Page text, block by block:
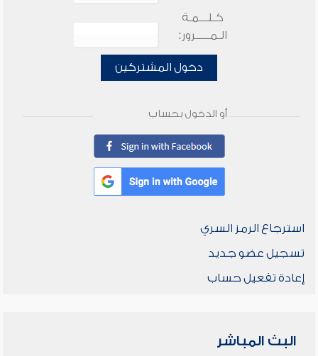
كـلـــمـة
الـمـــــرور:
دخول المشتركين
أو الدخول بحساب
استرجاع الرمز السري
تسجيل عضو جديد
إعادة تفعيل حساب
البث المباشر